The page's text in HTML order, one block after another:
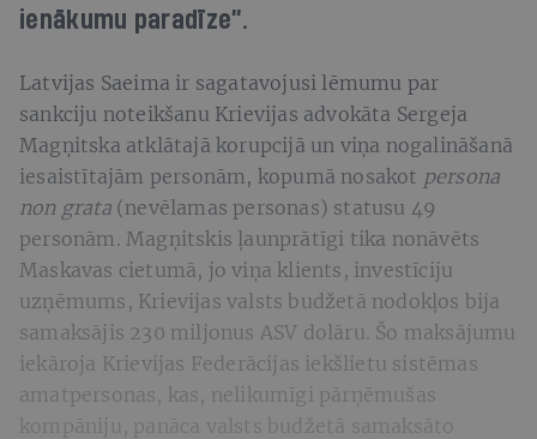
ienākumu paradīze”.
Latvijas Saeima ir sagatavojusi lēmumu par
sankciju noteikšanu Krievijas advokāta Sergeja
Magņitska atklātajā korupcijā un viņa nogalināšanā
iesaistītajām personām, kopumā nosakot persona
non grata(nevēlamas personas) statusu 49
personām. Magņitskis ļaunprātīgi tika nonāvēts
Maskavas cietumā, jo viņa klients, investīciju
uzņēmums, Krievijas valsts budžetā nodokļos bija
samaksājis 230 miljonus ASV dolāru. Šo maksājumu
iekāroja Krievijas Federācijas iekšlietu sistēmas
amatpersonas, kas, nelikumīgi pārņēmušas
kompāniju, panāca valsts budžetā samaksāto